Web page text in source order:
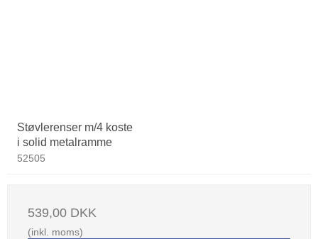
Støvlerenser m/4 koste
i solid metalramme
52505
539,00 DKK
(inkl. moms)